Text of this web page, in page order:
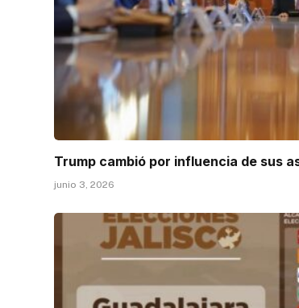
Trump cambió por influencia de sus
junio 3, 2026